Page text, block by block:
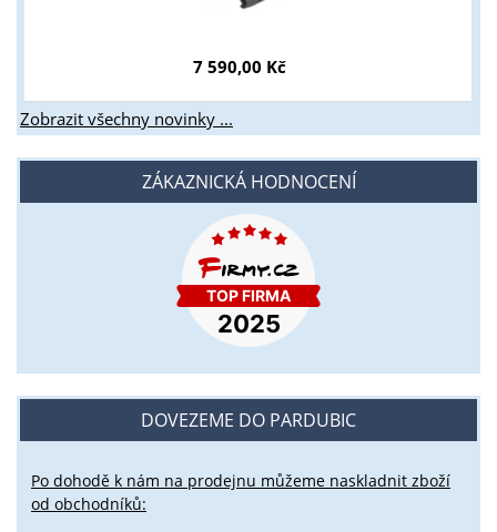
7 590,00 Kč
Zobrazit všechny novinky ...
ZÁKAZNICKÁ HODNOCENÍ
DOVEZEME DO PARDUBIC
Po dohodě k nám na prodejnu můžeme naskladnit zboží
od obchodníků: